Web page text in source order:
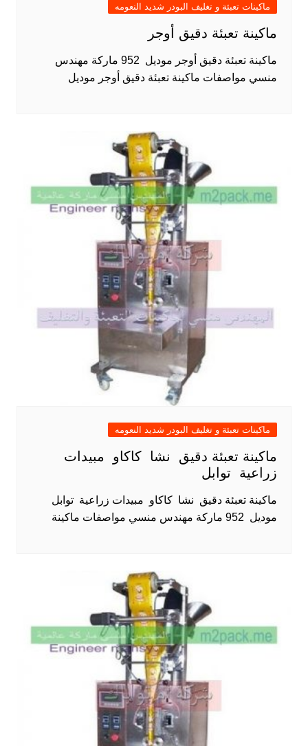
ماكينات تعبئة و تغليف البودر شديد النعومه
ماكينة تعبئة دقيق أوجر
ماكينة تعبئة دقيق أوجر موديل 952 ماركة مهندس
منسي مواصفات ماكينة تعبئة دقيق أوجر موديل
ماكينات تعبئة و تغليف البودر شديد النعومه
ماكينة تعبئة دقيق نشا كاكاو مبيدات
زراعية توابل
ماكينة تعبئة دقيق نشا كاكاو مبيدات زراعية توابل
موديل 952 ماركة مهندس منسي مواصفات ماكينة